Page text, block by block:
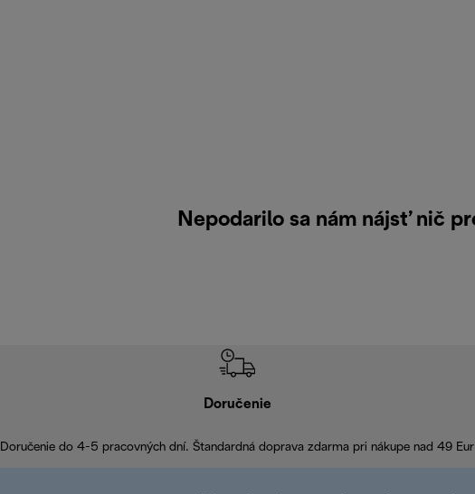
Nepodarilo sa nám nájsť nič
Doručenie
Doručenie do 4-5 pracovných dní. Štandardná doprava zdarma pri nákupe nad 49 Eur